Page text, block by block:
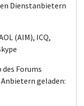
Dienstanbietern
(AIM), ICQ,
Forums
geladen: